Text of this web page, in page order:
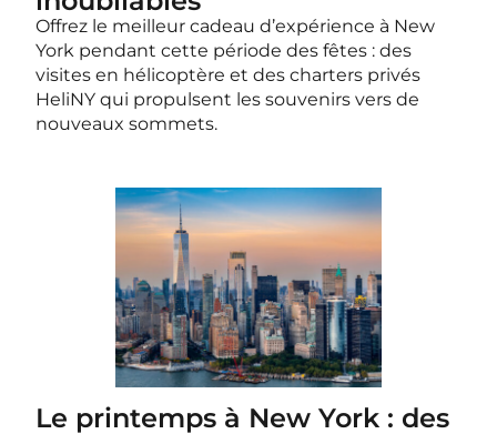
Offrez le meilleur cadeau d’expérience à New
York pendant cette période des fêtes : des
visites en hélicoptère et des charters privés
HeliNY qui propulsent les souvenirs vers de
nouveaux sommets.
Le printemps à New York : des